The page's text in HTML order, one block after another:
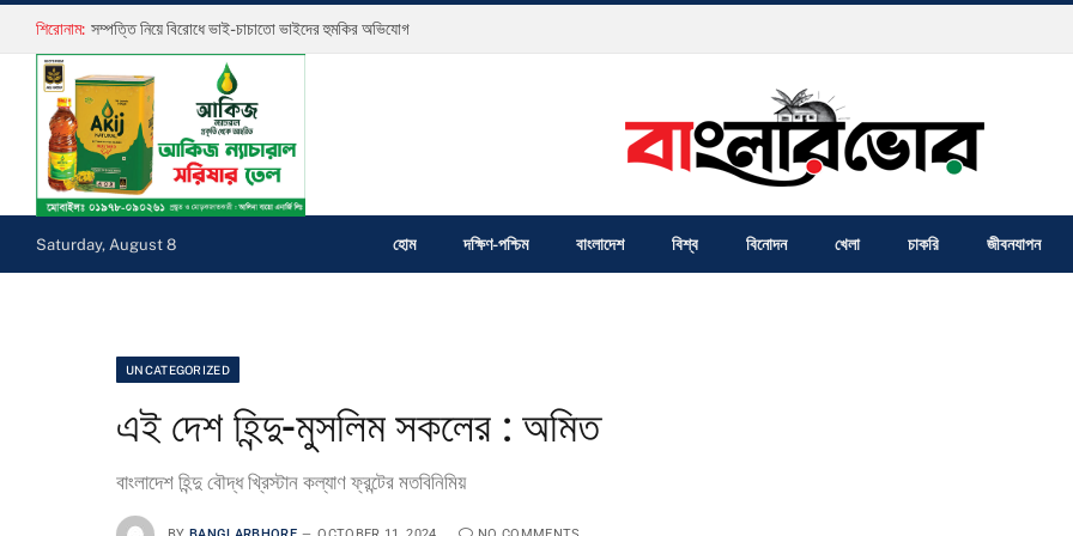
শিরোনাম: সম্পত্তি নিয়ে বিরোধে ভাই-চাচাতো ভাইদের হুমকির অভিযোগ
Saturday, August 8 হোম দক্ষিণ-পশ্চিম বাংলাদেশ বিশ্ব বিনোদন খেলা চাকরি জীবনযাপন
UNCATEGORIZED
এই দেশ হিন্দু-মুসলিম সকলের : অমিত
বাংলাদেশ হিন্দু বৌদ্ধ খ্রিস্টান কল্যাণ ফ্রন্টের মতবিনিমিয়